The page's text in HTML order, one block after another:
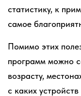
статистику, к
самое
Помимо этих
программ можно
возрасту,
с каких